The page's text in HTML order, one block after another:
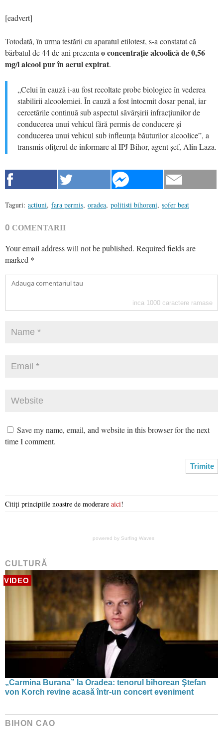
[eadvert]
Totodată, în urma testării cu aparatul etilotest, s-a constatat că
bărbatul de 44 de ani prezenta o concentrație alcoolică de 0,56
mg/l alcool pur în aerul expirat.
„Celui în cauză i-au fost recoltate probe biologice în vederea
stabilirii alcoolemiei. În cauză a fost întocmit dosar penal, iar
cercetările continuă sub aspectul săvârșirii infracțiunilor de
conducerea unui vehicul fără permis de conducere și
conducerea unui vehicul sub infleunța băuturilor alcoolice”, a
transmis ofițerul de informare al IPJ Bihor, agent șef, Alin Laza.
Taguri: actiuni, fara permis, oradea, politisti bihoreni, sofer beat
0 COMENTARII
Your email address will not be published. Required fields are
marked *
inca 1000 caractere ramase
Save my name, email, and website in this browser for the next
time I comment.
Citiți principiile noastre de moderare aici!
powered by Surfing Waves
CULTURĂ
VIDEO
„Carmina Burana” la Oradea: tenorul bihorean Ştefan
von Korch revine acasă într-un concert eveniment
BIHON CAO